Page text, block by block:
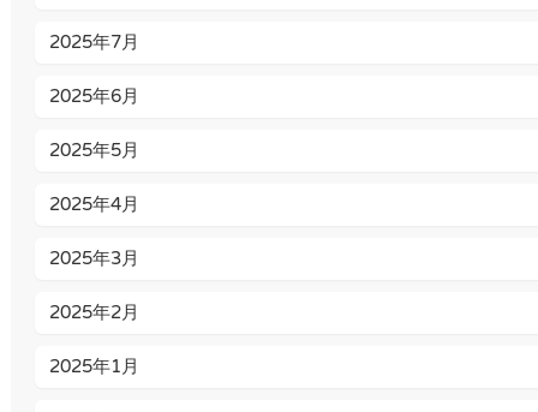
2025年7月
2025年6月
2025年5月
2025年4月
2025年3月
2025年2月
2025年1月